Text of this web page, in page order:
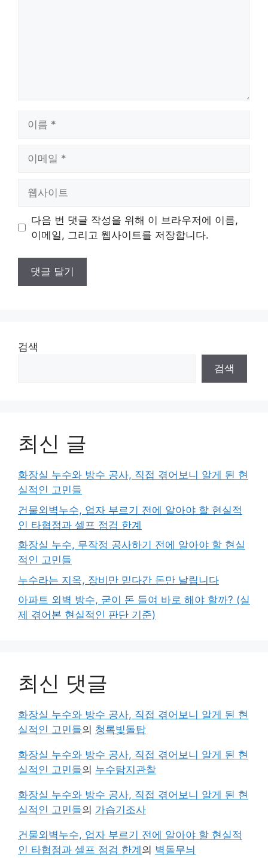
트
다음 번 댓글 작성을 위해 이 브라우저에 이름,
이메일, 그리고 웹사이트를 저장합니다.
검색
검색
최신 글
화장실 누수와 방수 공사, 직접 겪어보니 알게 된 현
실적인 고민들
건물외벽누수, 업자 부르기 전에 알아야 할 현실적
인 타협점과 셀프 점검 한계
화장실 누수, 무작정 공사하기 전에 알아야 할 현실
적인 고민들
누수라는 지옥, 장비만 믿다간 돈만 날립니다
아파트 외벽 방수, 굳이 돈 들여 바로 해야 할까? (실
제 겪어본 현실적인 판단 기준)
최신 댓글
화장실 누수와 방수 공사, 직접 겪어보니 알게 된 현
실적인 고민들의 청록빛돌탑
화장실 누수와 방수 공사, 직접 겪어보니 알게 된 현
실적인 고민들의 누수탐지관찰
화장실 누수와 방수 공사, 직접 겪어보니 알게 된 현
실적인 고민들의 가습기조사
건물외벽누수, 업자 부르기 전에 알아야 할 현실적
인 타협점과 셀프 점검 한계 의 벽돌무늬